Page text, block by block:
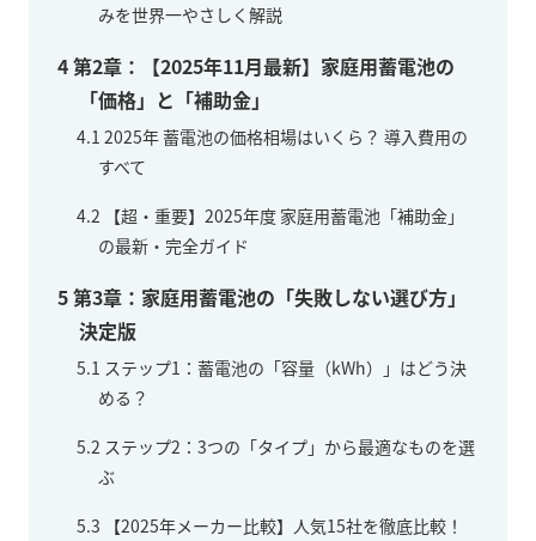
みを世界一やさしく解説
4第2章：【2025年11月最新】家庭用蓄電池の
「価格」と「補助金」
4.1 2025年 蓄電池の価格相場はいくら？ 導入費用の
すべて
4.2 【超・重要】2025年度 家庭用蓄電池「補助金」
の最新・完全ガイド
5第3章：家庭用蓄電池の「失敗しない選び方」
決定版
5.1 ステップ1：蓄電池の「容量（kWh）」はどう決
める？
5.2 ステップ2：3つの「タイプ」から最適なものを選
ぶ
5.3 【2025年メーカー比較】人気15社を徹底比較！